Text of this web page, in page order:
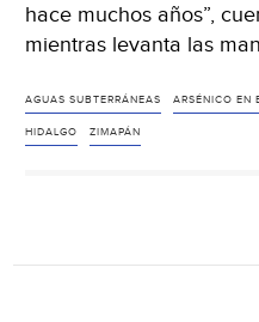
hace muchos años”,
mientras levanta las
AGUAS SUBTERRÁNEAS ARSÉNICO EN
HIDALGO ZIMAPÁN